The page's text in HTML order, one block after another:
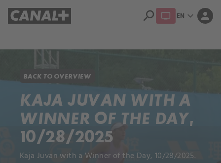
search EN expand_more person
BACK TO OVERVIEW
KAJA JUVAN WITH A
WINNER OF THE DAY,
10/28/2025
Kaja Juvan with a Winner of the Day, 10/28/2025.